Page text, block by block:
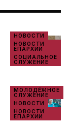
НОВОСТИ
НОВОСТИ
ЕПАРХИИ
СОЦИАЛЬНОЕ
СЛУЖЕНИЕ
МОЛОДЁЖНОЕ
СЛУЖЕНИЕ
НОВОСТИ
НОВОСТИ
ЕПАРХИИ